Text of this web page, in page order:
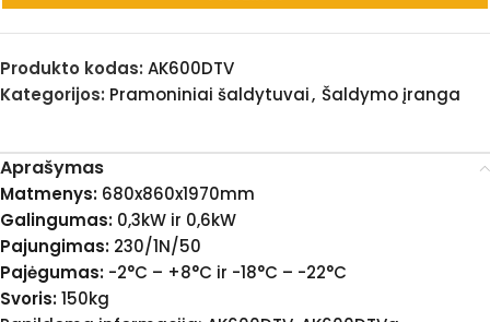
Produkto kodas: AK600DTV
Kategorijos: Pramoniniai šaldytuvai, Šaldymo įranga
Aprašymas
Matmenys: 680x860x1970mm
Galingumas: 0,3kW ir 0,6kW
Pajungimas: 230/1N/50
Pajėgumas: -2°C – +8°C ir -18°C – -22°C
Svoris:150kg